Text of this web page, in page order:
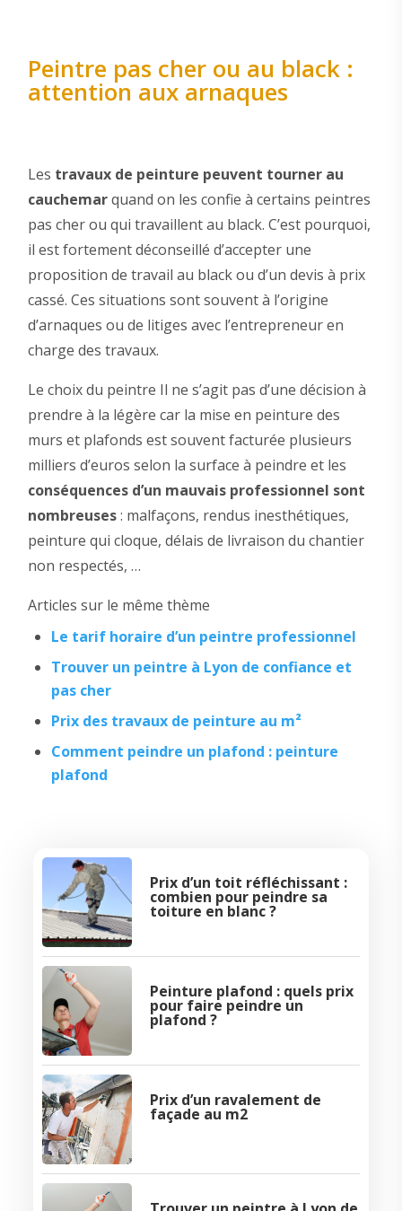
Peintre pas cher ou au black :
attention aux arnaques
Les travaux de peinture peuvent tourner au
cauchemarquand on les confie à certains peintres
pas cher ou qui travaillent au black. C’est pourquoi,
il est fortement déconseillé d’accepter une
proposition de travail au black ou d’un devis à prix
cassé. Ces situations sont souvent à l’origine
d’arnaques ou de litiges avec l’entrepreneur en
charge des travaux.
Le choix du peintre Il ne s’agit pas d’une décision à
prendre à la légère car la mise en peinture des
murs et plafonds est souvent facturée plusieurs
milliers d’euros selon la surface à peindre et les
conséquences d’un mauvais professionnel sont
nombreuses: malfaçons, rendus inesthétiques,
peinture qui cloque, délais de livraison du chantier
non respectés, …
Articles sur le même thème
Le tarif horaire d’un peintre professionnel
Trouver un peintre à Lyon de confiance et
pas cher
Prix des travaux de peinture au m²
Comment peindre un plafond : peinture
plafond
Prix d’un toit réfléchissant :
combien pour peindre sa
toiture en blanc ?
Peinture plafond : quels prix
pour faire peindre un
plafond ?
Prix d’un ravalement de
façade au m2